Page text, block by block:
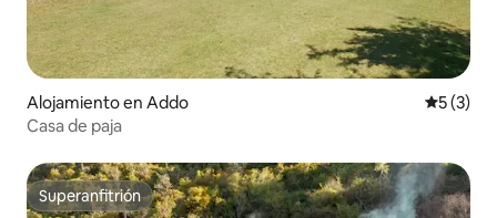
Alojamiento en Addo
5 (3)
Casa de paja
Superanfitrión
Superanfitrión